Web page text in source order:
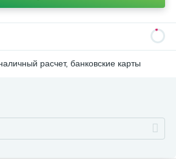
расчет, банковские карты